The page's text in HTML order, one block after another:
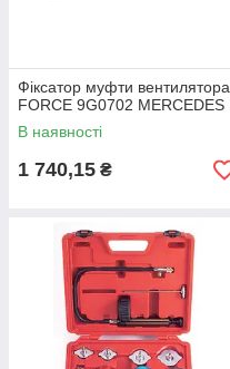
Фіксатор муфти вентилятора
FORCE 9G0702 MERCEDES
В наявності
1 740,15 ₴